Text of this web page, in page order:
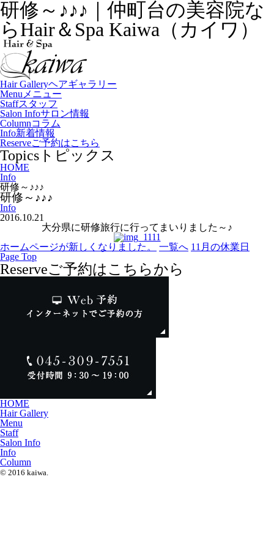
研修～♪♪♪｜仲町台の美容院な
らHair＆Spa Kaiwa（カイワ）
Hair Galleryヘアギャラリー
Menu メニュー
Staffスタッフ
Salon Infoサロン情報
Columnコラム
Info新着情報
Reserveご予約はこちら
Topics トピックス
HOME
Info
研修～♪♪♪
研修～♪♪♪
Info
2016.10.21
大分県に研修旅行に行ってまいりました～♪
ホームページが新しくなりました。
一覧へ 11月の休業日
Page Top
Reserveご予約はこちらから
HOME
Hair Gallery
Menu
Staff
Salon Info
Info
Column
© 2016 kaiwa.